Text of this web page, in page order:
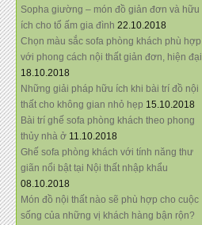
Sopha giường – món đồ giản đơn và hữu
ích cho tổ ấm gia đình 22.10.2018
Chọn màu sắc sofa phòng khách phù hợp
với phong cách nội thất giản đơn, hiện đại
18.10.2018
Những giải pháp hữu ích khi bài trí đồ nội
thất cho không gian nhỏ hẹp 15.10.2018
Bài trí ghế sofa phòng khách theo phong
thủy nhà ở 11.10.2018
Ghế sofa phòng khách với tính năng thư
giãn nổi bật tại Nội thất nhập khẩu
08.10.2018
Món đồ nội thất nào sẽ phù hợp cho cuộc
sống của những vị khách hàng bận rộn?